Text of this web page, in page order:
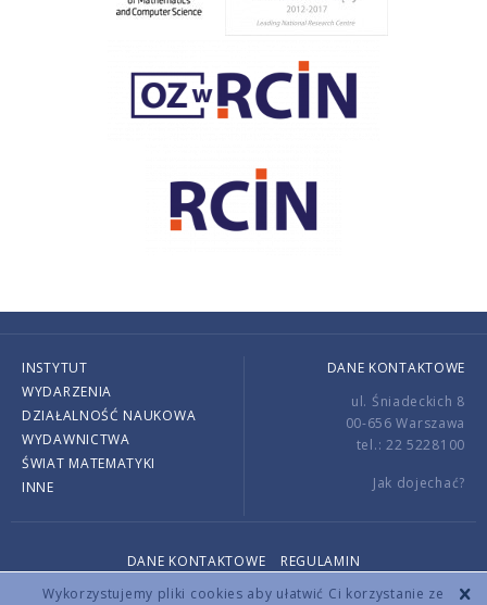
Wykorzystujemy pliki cookies aby ułatwić Ci korzystanie ze
INSTYTUT
WYDARZENIA
DZIAŁALNOŚĆ NAUKOWA
WYDAWNICTWA
ŚWIAT MATEMATYKI
INNE
DANE KONTAKTOWE
ul. Śniadeckich 8
00-656 Warszawa
tel.: 22 5228100
Jak dojechać?
DANE KONTAKTOWE
REGULAMIN
Copyright © 2026 by IMPAN. All rights reserved.